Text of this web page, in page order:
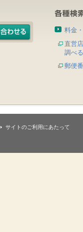
料金
直営
調べる
郵便
サイトのご利用にあたって